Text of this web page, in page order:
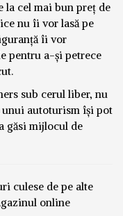
cel mai bun preț de
nu îi vor lasă pe
îi vor
pentru a-și petrece
sub cerul liber, nu
unui autoturism își pot
găsi mijlocul de
culese de pe alte
online